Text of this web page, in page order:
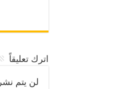
اترك تعليقاً
لن يتم